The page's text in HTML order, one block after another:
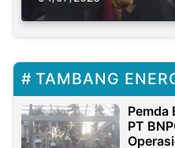
TAMBANG
Pemda
PT